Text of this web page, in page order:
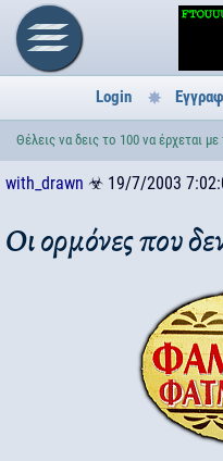
Login
Θέλεις να δεις το 100 να έρχεται
with_drawn ☣ 19/7/2003
Οι ορμόνες που